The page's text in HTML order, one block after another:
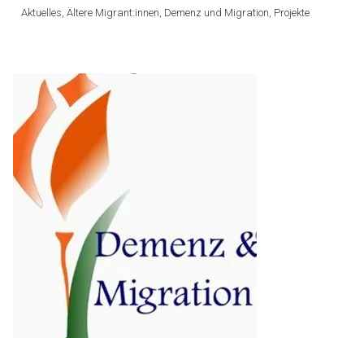
Aktuelles, Ältere Migrant:innen, Demenz und Migration, Projekte